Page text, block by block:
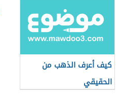
كيف أعرف الذهب من
الحقيقي